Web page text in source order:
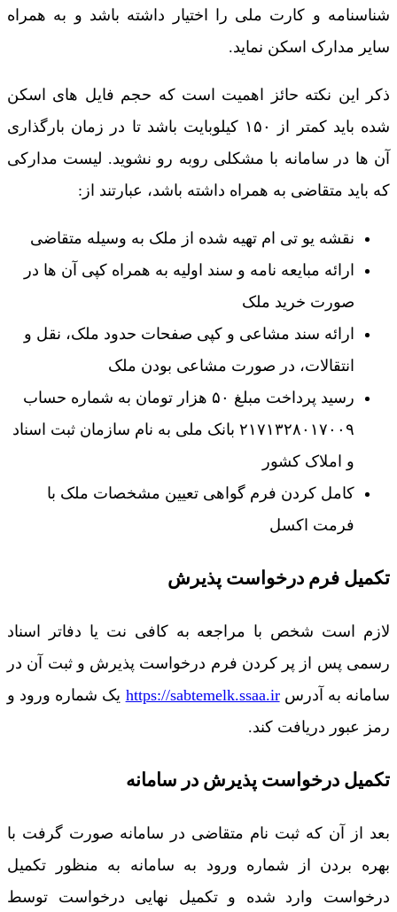
شناسنامه و کارت ملی را اختیار داشته باشد و به همراه
سایر مدارک اسکن نماید.
ذکر این نکته حائز اهمیت است که حجم فایل های اسکن
شده باید کمتر از ۱۵۰ کیلوبایت باشد تا در زمان بارگذاری
آن ها در سامانه با مشکلی روبه رو نشوید. لیست مدارکی
که باید متقاضی به همراه داشته باشد، عبارتند از:
نقشه یو تی ام تهیه شده از ملک به وسیله متقاضی
ارائه مبایعه نامه و سند اولیه به همراه کپی آن ها در
صورت خرید ملک
ارائه سند مشاعی و کپی صفحات حدود ملک، نقل و
انتقالات، در صورت مشاعی بودن ملک
رسید پرداخت مبلغ ۵۰ هزار تومان به شماره حساب
۲۱۷۱۳۲۸۰۱۷۰۰۹ بانک ملی به نام سازمان ثبت اسناد
و املاک کشور
کامل کردن فرم گواهی تعیین مشخصات ملک با
فرمت اکسل
تکمیل فرم درخواست پذیرش
لازم است شخص با مراجعه به کافی نت یا دفاتر اسناد
رسمی پس از پر کردن فرم درخواست پذیرش و ثبت آن در
سامانه به آدرسhttps://sabtemelk.ssaa.ir یک شماره ورود و
رمز عبور دریافت کند.
تکمیل درخواست پذیرش در سامانه
بعد از آن که ثبت نام متقاضی در سامانه صورت گرفت با
بهره بردن از شماره ورود به سامانه به منظور تکمیل
درخواست وارد شده و تکمیل نهایی درخواست توسط